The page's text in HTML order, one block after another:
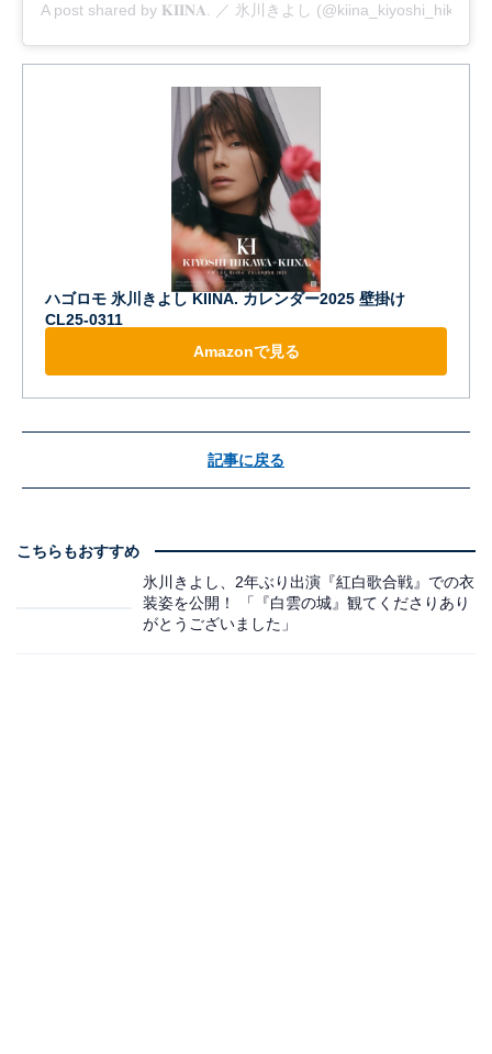
A post shared by 𝐊𝐈𝐈𝐍𝐀. ／ 氷川きよし (@kiina_kiyoshi_hikawa)
ハゴロモ 氷川きよし KIINA. カレンダー2025 壁掛け
CL25-0311
Amazonで見る
記事に戻る
こちらもおすすめ
氷川きよし、2年ぶり出演『紅白歌合戦』での衣
装姿を公開！ 「『白雲の城』観てくださりあり
がとうございました」